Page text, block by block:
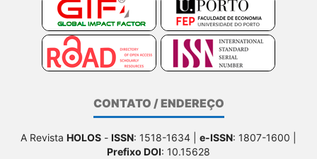
CONTATO / ENDEREÇO
A Revista HOLOS - ISSN: 1518-1634 | e-ISSN: 1807-1600 |
Prefixo DOI: 10.15628